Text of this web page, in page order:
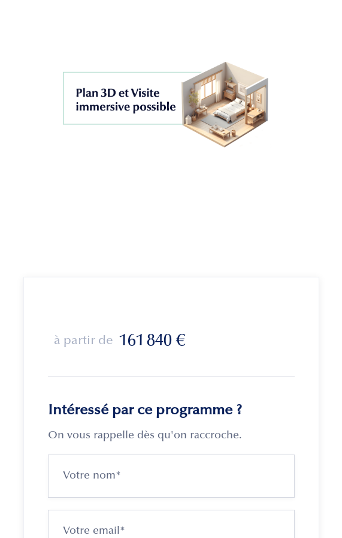
à partir de 161 840 €
Intéressé par ce programme ?
On vous rappelle dès qu'on raccroche.